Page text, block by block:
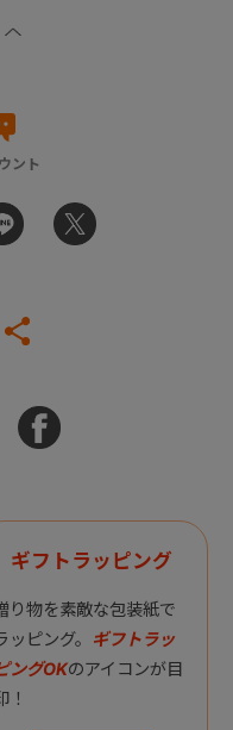
ント
ギフトラッピング
り物を素敵な包装紙で
ッピング。 ギフトラッ
ングOKのアイコンが目
！